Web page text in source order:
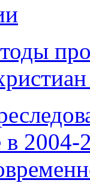
2004-